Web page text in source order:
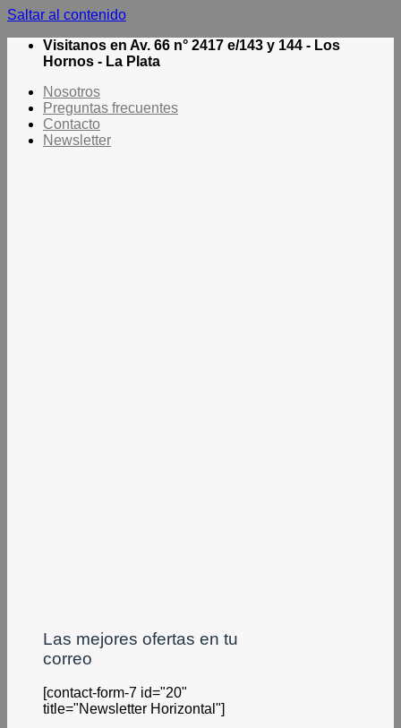
Saltar al contenido
Visitanos en Av. 66 n° 2417 e/143 y 144 - Los
Hornos - La Plata
Nosotros
Preguntas frecuentes
Contacto
Newsletter
Las mejores ofertas en tu
correo
[contact-form-7 id="20"
title="Newsletter Horizontal"]